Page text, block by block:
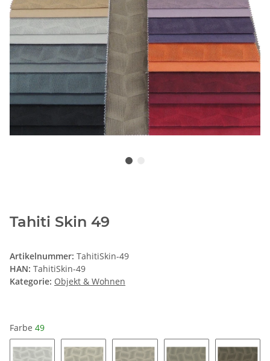
Tahiti Skin 49
Artikelnummer: TahitiSkin-49
HAN: TahitiSkin-49
Kategorie: Objekt & Wohnen
Farbe 49